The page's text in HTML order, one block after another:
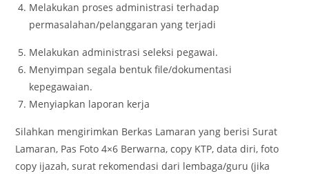
Melakukan proses administrasi terhadap
permasalahan/pelanggaran yang terjadi
Melakukan administrasi seleksi pegawai.
Menyimpan segala bentuk file/dokumentasi
kepegawaian.
Menyiapkan laporan kerja
Silahkan mengirimkan Berkas Lamaran yang berisi Surat
Lamaran, Pas Foto 4×6 Berwarna, copy KTP, data diri, foto
copy ijazah, surat rekomendasi dari lembaga/guru (jika